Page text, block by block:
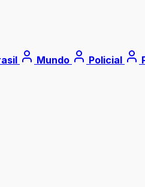
Mundo Policial